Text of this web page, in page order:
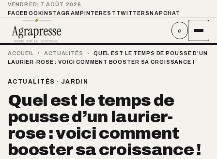
VENDREDI 7 AOÛT 2026
FACEBOOKINSTAGRAMPINTEREST TWITTER SNAPCHAT
⌕
ACCUEIL › ACTUALITÉS ›
QUEL EST LE TEMPS DE POUSSE D’UN
LAURIER-ROSE : VOICI COMMENT BOOSTER SA CROISSANCE !
ACTUALITÉS · JARDIN
Quel est le temps de
pousse d’un laurier-
rose : voici comment
booster sa croissance !